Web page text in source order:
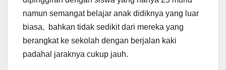
namun semangat belajar anak didiknya yang luar
biasa, bahkan tidak sedikit dari mereka yang
berangkat ke sekolah dengan berjalan kaki
padahal jaraknya cukup jauh.